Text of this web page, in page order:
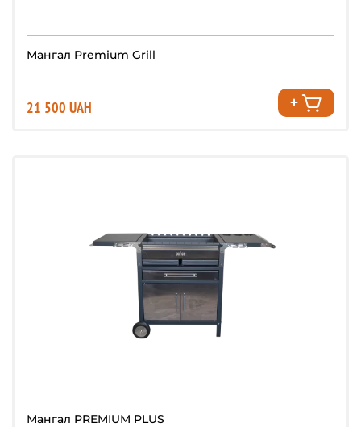
Мангал Premium Grill
21 500 UAH
Мангал PREMIUM PLUS